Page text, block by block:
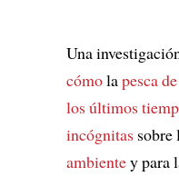
Una
cómolapesca
los últimos
incógnitas sobre
ambientey para